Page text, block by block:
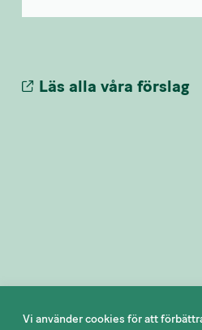
Vi använder cookies för att
Läs alla våra förslag